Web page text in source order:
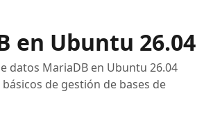
en Ubuntu 26.04
datos MariaDB en Ubuntu 26.04
de gestión de bases de